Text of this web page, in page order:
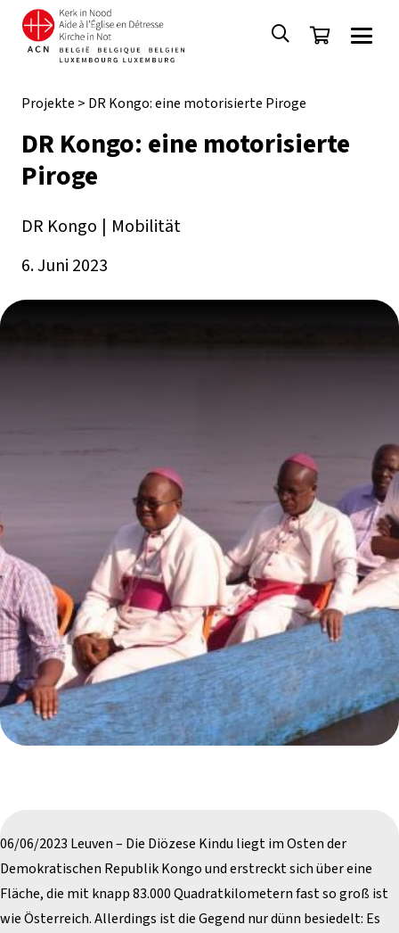
Projekte > DR Kongo: eine motorisierte Piroge
DR Kongo: eine motorisierte
Piroge
DR Kongo | Mobilität
6. Juni 2023
06/06/2023 Leuven – Die Diözese Kindu liegt im Osten der
Demokratischen Republik Kongo und erstreckt sich über eine
Fläche, die mit knapp 83.000 Quadratkilometern fast so groß ist
wie Österreich. Allerdings ist die Gegend nur dünn besiedelt: Es